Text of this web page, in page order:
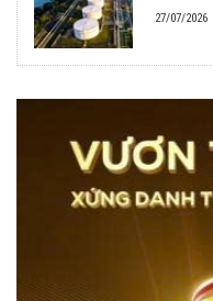
27/07/2026